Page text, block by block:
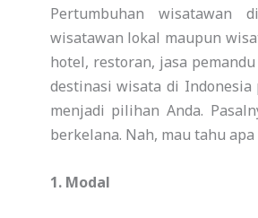
Pertumbuhan wisatawan
wisatawan lokal maupun
hotel, restoran, jasa
destinasi wisata di
menjadi pilihan Anda.
berkelana. Nah, mau tahu
1. Modal